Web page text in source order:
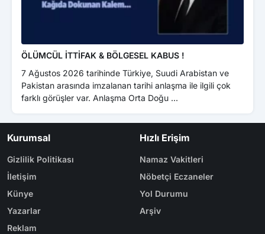
ÖLÜMCÜL İTTİFAK & BÖLGESEL KABUS !
7 Ağustos 2026 tarihinde Türkiye, Suudi Arabistan ve
Pakistan arasında imzalanan tarihi anlaşma ile ilgili çok
farklı görüşler var. Anlaşma Orta Doğu ...
Kurumsal
Gizlilik Politikası
İletişim
Künye
Yazarlar
Reklam
Hızlı Erişim
Namaz Vakitleri
Nöbetçi Eczaneler
Yol Durumu
Arşiv